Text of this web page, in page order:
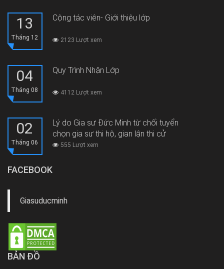
13
Tháng 12
Cộng tác viên- Giới thiệu lớp
2123 Lượt xem
04
Tháng 08
Quy Trình Nhận Lớp
4112 Lượt xem
02
Tháng 06
Lý do Gia sư Đức Minh từ chối tuyển
chọn gia sư thi hộ, gian lận thi cử
555 Lượt xem
FACEBOOK
Giasuducminh
BẢN ĐỒ